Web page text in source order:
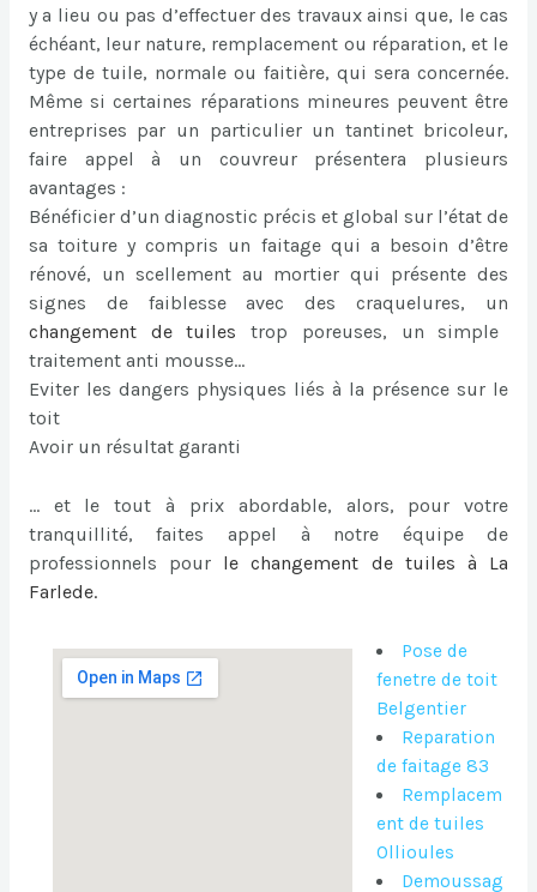
y a lieu ou pas d’effectuer des travaux ainsi que, le cas
échéant, leur nature, remplacement ou réparation, et le
type de tuile, normale ou faitière, qui sera concernée.
Même si certaines réparations mineures peuvent être
entreprises par un particulier un tantinet bricoleur,
faire appel à un couvreur présentera plusieurs
avantages :
Bénéficier d’un diagnostic précis et global sur l’état de
sa toiture y compris un faitage qui a besoin d’être
rénové, un scellement au mortier qui présente des
signes de faiblesse avec des craquelures, un
changement de tuiles trop poreuses, un simple
traitement anti mousse…
Eviter les dangers physiques liés à la présence sur le
toit
Avoir un résultat garanti
… et le tout à prix abordable, alors, pour votre
tranquillité, faites appel à notre équipe de
professionnels pour lechangement de tuiles à La
Farlede.
Pose de
fenetre de toit
Belgentier
Reparation
de faitage 83
Remplacem
ent de tuiles
Ollioules
Demoussag